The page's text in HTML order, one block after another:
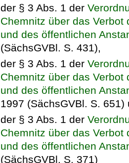
der § 3 Abs. 1 der
Chemnitz über das
und des öffentlichen
(SächsGVBl. S. 431),
der § 3 Abs. 1 der
Chemnitz über das
und des öffentlichen
1997 (SächsGVBl. S. 651)
der § 3 Abs. 1 der
Chemnitz über das
und des öffentlichen
(SächsGVBl. S. 371)